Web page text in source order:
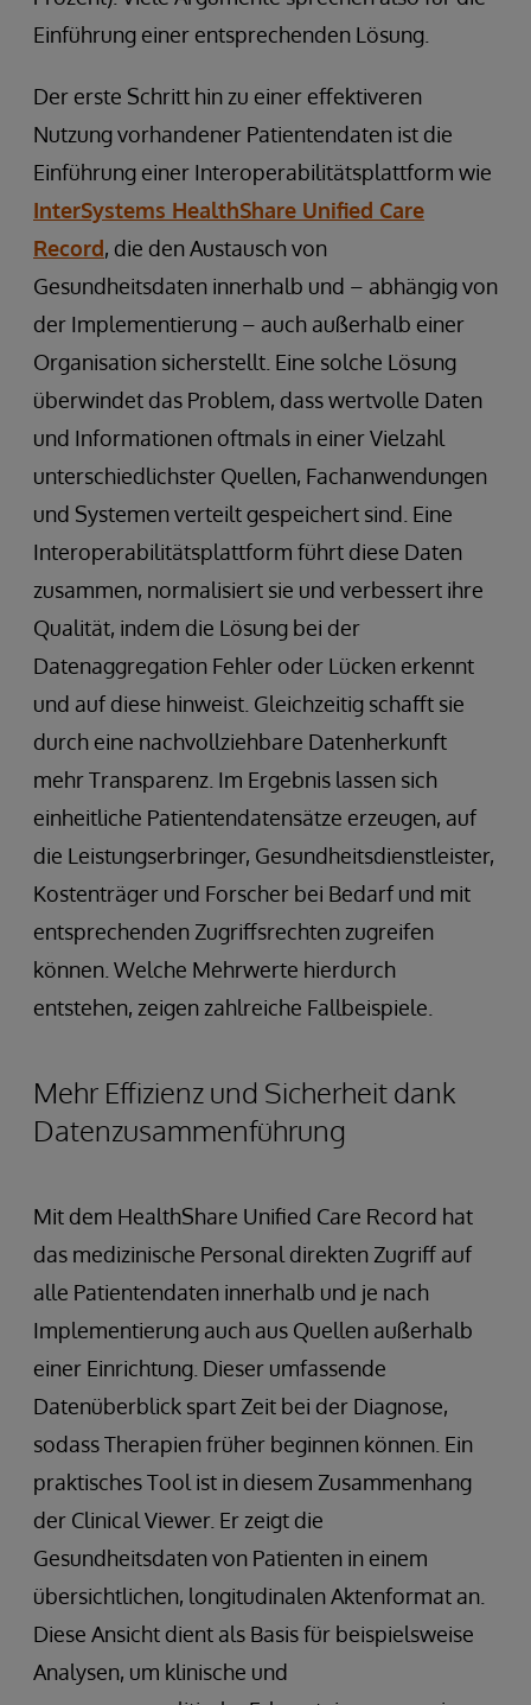
Einführung einer entsprechenden Lösung.
Der erste Schritt hin zu einer effektiveren
Nutzung vorhandener Patientendaten ist die
Einführung einer Interoperabilitätsplattform wie
InterSystems HealthShare Unified Care
Record, die den Austausch von
Gesundheitsdaten innerhalb und – abhängig von
der Implementierung – auch außerhalb einer
Organisation sicherstellt. Eine solche Lösung
überwindet das Problem, dass wertvolle Daten
und Informationen oftmals in einer Vielzahl
unterschiedlichster Quellen, Fachanwendungen
und Systemen verteilt gespeichert sind. Eine
Interoperabilitätsplattform führt diese Daten
zusammen, normalisiert sie und verbessert ihre
Qualität, indem die Lösung bei der
Datenaggregation Fehler oder Lücken erkennt
und auf diese hinweist. Gleichzeitig schafft sie
durch eine nachvollziehbare Datenherkunft
mehr Transparenz. Im Ergebnis lassen sich
einheitliche Patientendatensätze erzeugen, auf
die Leistungserbringer, Gesundheitsdienstleister,
Kostenträger und Forscher bei Bedarf und mit
entsprechenden Zugriffsrechten zugreifen
können. Welche Mehrwerte hierdurch
entstehen, zeigen zahlreiche Fallbeispiele.
Mehr Effizienz und Sicherheit dank
Datenzusammenführung
Mit dem HealthShare Unified Care Record hat
das medizinische Personal direkten Zugriff auf
alle Patientendaten innerhalb und je nach
Implementierung auch aus Quellen außerhalb
einer Einrichtung. Dieser umfassende
Datenüberblick spart Zeit bei der Diagnose,
sodass Therapien früher beginnen können. Ein
praktisches Tool ist in diesem Zusammenhang
der Clinical Viewer. Er zeigt die
Gesundheitsdaten von Patienten in einem
übersichtlichen, longitudinalen Aktenformat an.
Diese Ansicht dient als Basis für beispielsweise
Analysen, um klinische und